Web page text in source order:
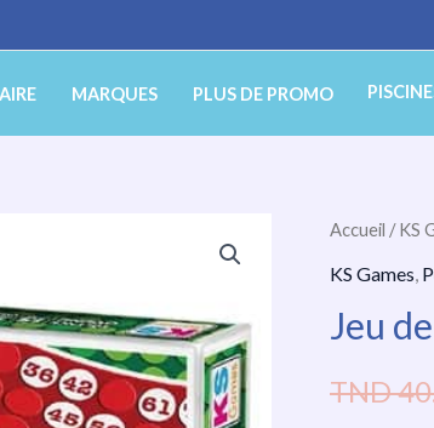
MARQUES PLUS DE PROMO
Accueil /KS
KS Games
Jeu
TND
quantité
de
de
KSGAMES